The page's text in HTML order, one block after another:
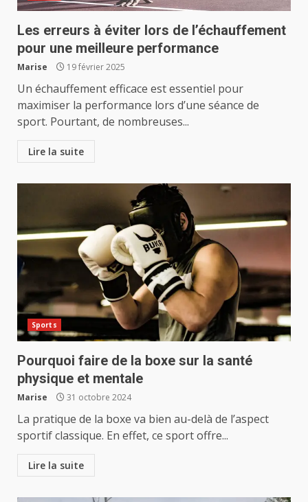
Les erreurs à éviter lors de l’échauffement
pour une meilleure performance
Marise 19 février 2025
Un échauffement efficace est essentiel pour
maximiser la performance lors d’une séance de
sport. Pourtant, de nombreuses...
Lire la suite
Sports
Pourquoi faire de la boxe sur la santé
physique et mentale
Marise 31 octobre 2024
La pratique de la boxe va bien au-delà de l’aspect
sportif classique. En effet, ce sport offre...
Lire la suite